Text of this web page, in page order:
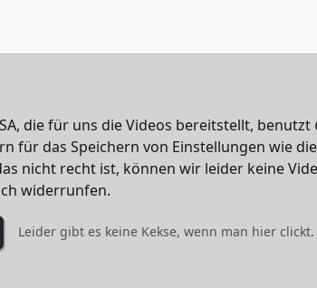
die für uns die Videos bereitstellt, benutzt
für das Speichern von Einstellungen wie
nicht recht ist, können wir leider keine
widerrunfen.
Leider gibt es keine Kekse, wenn man hier clickt.